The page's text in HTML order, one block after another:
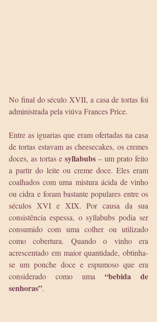
No final do século XVII, a casa de tortas foi
administrada pela viúva Frances Price.
Entre as iguarias que eram ofertadas na casa
de tortas estavam as cheesecakes, os cremes
doces, as tortas e syllabubs – um prato feito
a partir do leite ou creme doce. Eles eram
coalhados com uma mistura ácida de vinho
ou cidra e foram bastante populares entre os
séculos XVI e XIX. Por causa da sua
consistência espessa, o syllabubs podia ser
consumido com uma colher ou utilizado
como cobertura. Quando o vinho era
acrescentado em maior quantidade, obtinha-
se um ponche doce e espumoso que era
considerado como uma “bebida de
senhoras”.